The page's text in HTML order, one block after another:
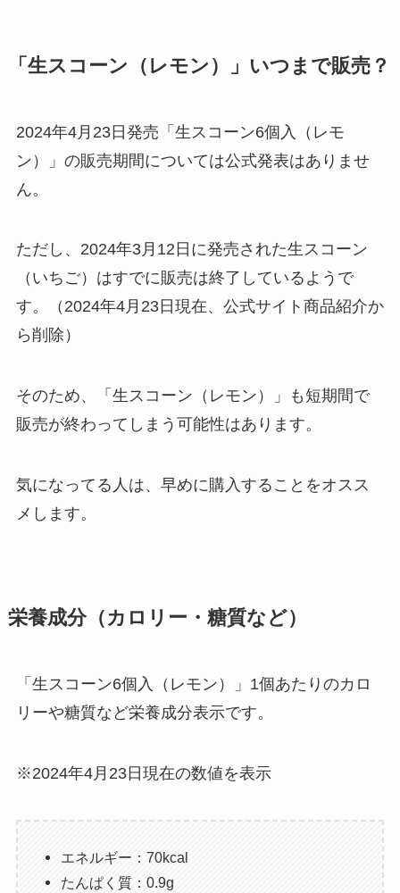
「生スコーン（レモン）」いつまで販売？
2024年4月23日発売「生スコーン6個入（レモ
ン）」の販売期間については公式発表はありませ
ん。
ただし、2024年3月12日に発売された生スコーン
（いちご）はすでに販売は終了しているようで
す。（2024年4月23日現在、公式サイト商品紹介か
ら削除）
そのため、「生スコーン（レモン）」も短期間で
販売が終わってしまう可能性はあります。
気になってる人は、早めに購入することをオスス
メします。
栄養成分（カロリー・糖質など）
「生スコーン6個入（レモン）」1個あたりのカロ
リーや糖質など栄養成分表示です。
※2024年4月23日現在の数値を表示
エネルギー：70kcal
たんぱく質：0.9g